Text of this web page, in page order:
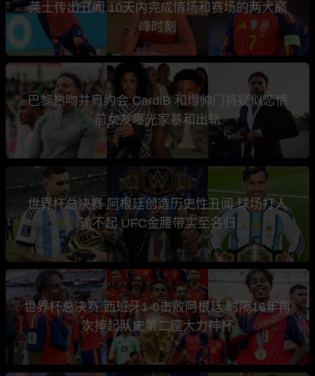
莱士传出丑闻 10天内完成情场和赛场的两大巅
峰时刻
巴黎热吻并肩约会 CardiB 和爆帅门将疑似恋情
前女友曝光家暴和出轨
世界杯总决赛 阿根廷创造历史性丑闻 球场打人
输不起 UFC金腰带实至名归
世界杯总决赛 西班牙1-0击败阿根廷 时隔16年再
次捧起队史第二座大力神杯